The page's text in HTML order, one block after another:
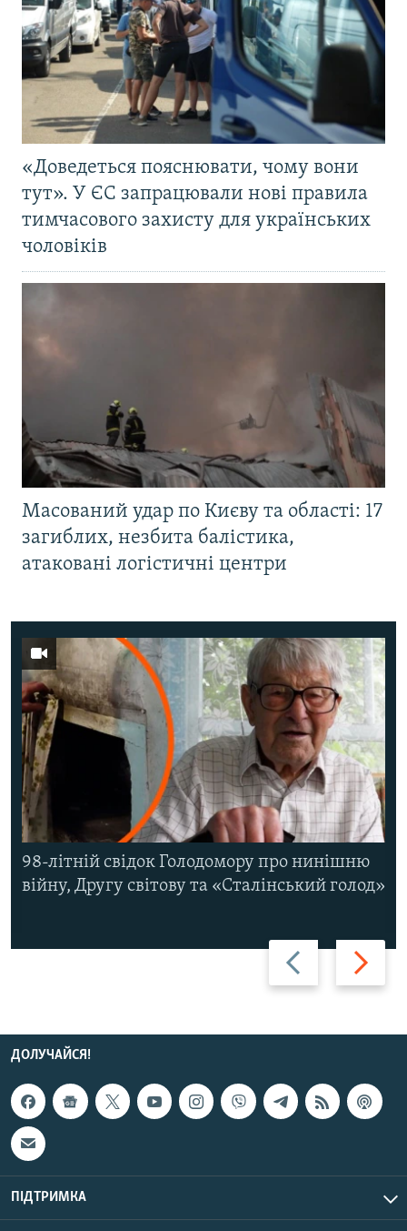
«Доведеться пояснювати, чому вони
тут». У ЄС запрацювали нові правила
тимчасового захисту для українських
чоловіків
Масований удар по Києву та області: 17
загиблих, незбита балістика,
атаковані логістичні центри
Назад Вперед
98-літній свідок Голодомору про нинішню
війну, Другу світову та «Сталінський голод»
ДОЛУЧАЙСЯ!
ПІДТРИМКА